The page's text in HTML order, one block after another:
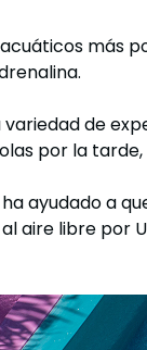
más
de
por la
ayudado a
aire libre por